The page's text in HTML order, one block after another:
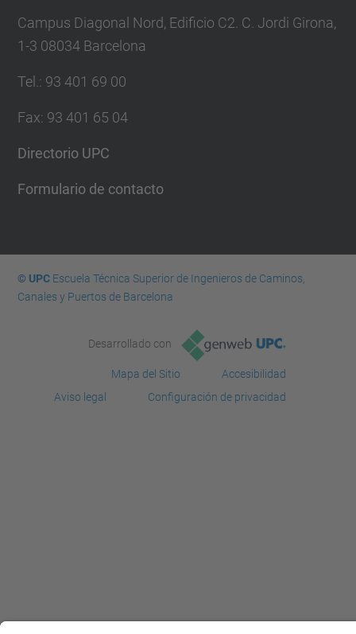
Campus Diagonal Nord, Edificio C2. C. Jordi Girona,
1-3 08034 Barcelona
Tel. : 93 401 69 00
Fax: 93 401 65 04
Directorio UPC
Formulario de contacto
© UPCEscuela Técnica Superior de Ingenieros de Caminos,
Canales y Puertos de Barcelona
Desarrollado con
Mapa del Sitio
Accesibilidad
Aviso legal
Configuración de privacidad